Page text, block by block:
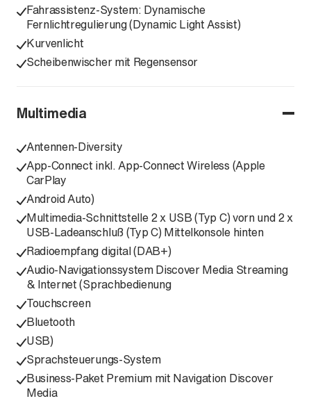
Fahrassistenz-System: Dynamische
Fernlichtregulierung (Dynamic Light Assist)
Kurvenlicht
Scheibenwischer mit Regensensor
Multimedia
Antennen-Diversity
App-Connect inkl. App-Connect Wireless (Apple
CarPlay
Android Auto)
Multimedia-Schnittstelle 2 x USB (Typ C) vorn und 2 x
USB-Ladeanschluß (Typ C) Mittelkonsole hinten
Radioempfang digital (DAB+)
Audio-Navigationssystem Discover Media Streaming
& Internet (Sprachbedienung
Touchscreen
Bluetooth
USB)
Sprachsteuerungs-System
Business-Paket Premium mit Navigation Discover
Media